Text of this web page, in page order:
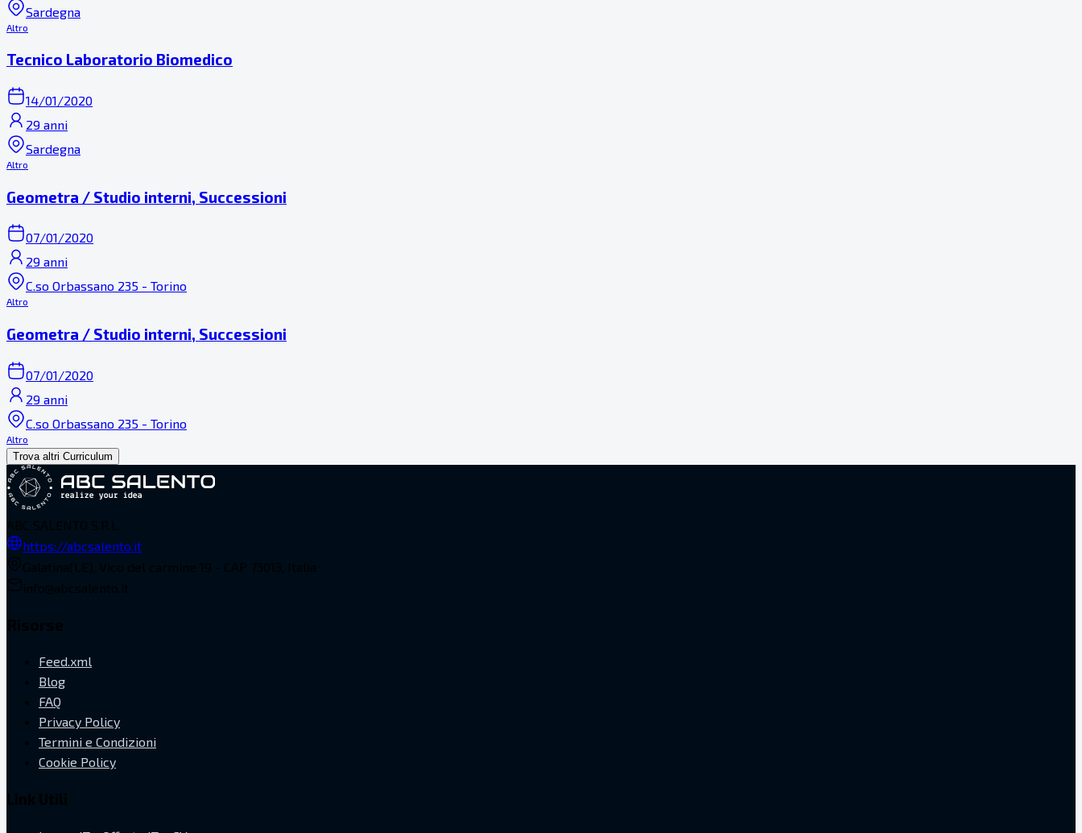
Sardegna
Altro
Tecnico Laboratorio Biomedico
14/01/2020
29 anni
Sardegna
Altro
Geometra / Studio interni, Successioni
07/01/2020
29 anni
C.so Orbassano 235 - Torino
Altro
Geometra / Studio interni, Successioni
07/01/2020
29 anni
C.so Orbassano 235 - Torino
Altro
Trova altri Curriculum
https://abcsalento.it
Feed.xml
Blog
FAQ
Privacy Policy
Termini e Condizioni
Cookie Policy